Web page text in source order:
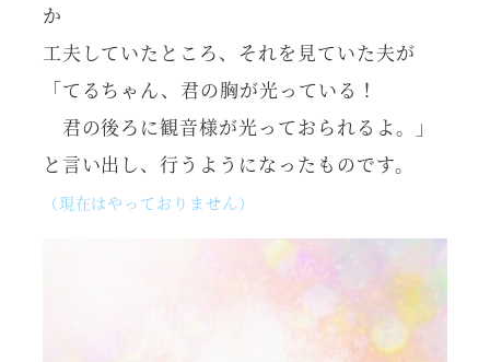
か
工夫していたところ、それを見ていた夫が
「てるちゃん、君の胸が光っている！
君の後ろに観音様が光っておられるよ。」
と言い出し、行うようになったものです。
（現在はやっておりません）